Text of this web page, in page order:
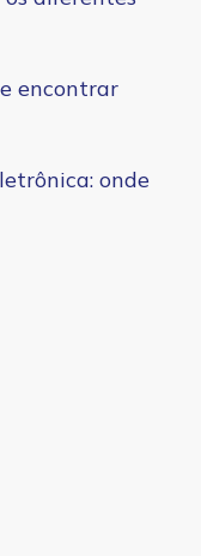
encontrar
onde